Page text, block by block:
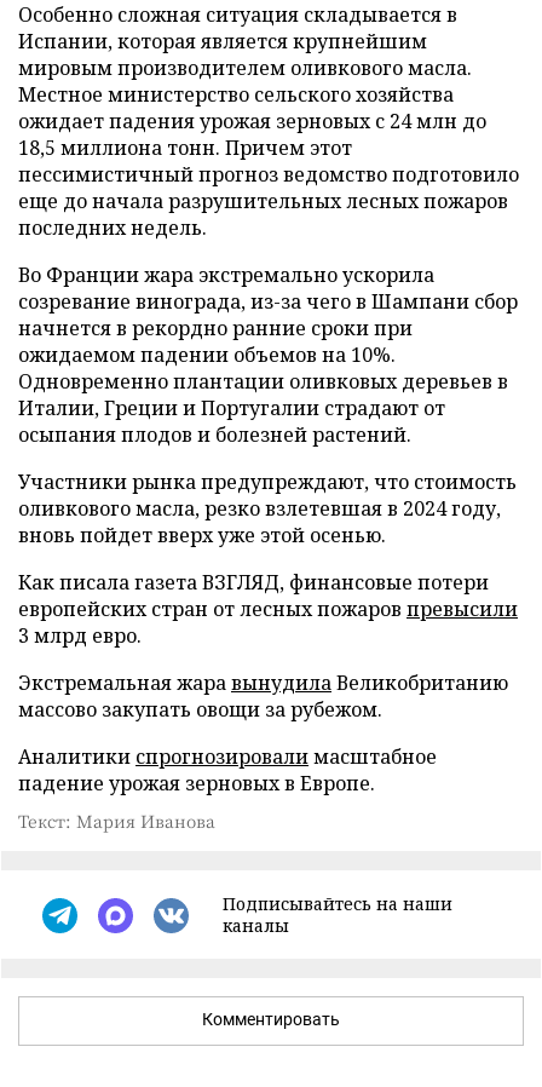
Особенно сложная ситуация складывается в
Испании, которая является крупнейшим
мировым производителем оливкового масла.
Местное министерство сельского хозяйства
ожидает падения урожая зерновых с 24 млн до
18,5 миллиона тонн. Причем этот
пессимистичный прогноз ведомство подготовило
еще до начала разрушительных лесных пожаров
последних недель.
Во Франции жара экстремально ускорила
созревание винограда, из-за чего в Шампани сбор
начнется в рекордно ранние сроки при
ожидаемом падении объемов на 10%.
Одновременно плантации оливковых деревьев в
Италии, Греции и Португалии страдают от
осыпания плодов и болезней растений.
Участники рынка предупреждают, что стоимость
оливкового масла, резко взлетевшая в 2024 году,
вновь пойдет вверх уже этой осенью.
Как писала газета ВЗГЛЯД, финансовые потери
европейских стран от лесных пожаров превысили
3 млрд евро.
Экстремальная жаравынудилаВеликобританию
массово закупать овощи за рубежом.
Аналитики спрогнозировалимасштабное
падение урожая зерновых в Европе.
Текст: Мария Иванова
Подписывайтесь на наши
каналы
Комментировать